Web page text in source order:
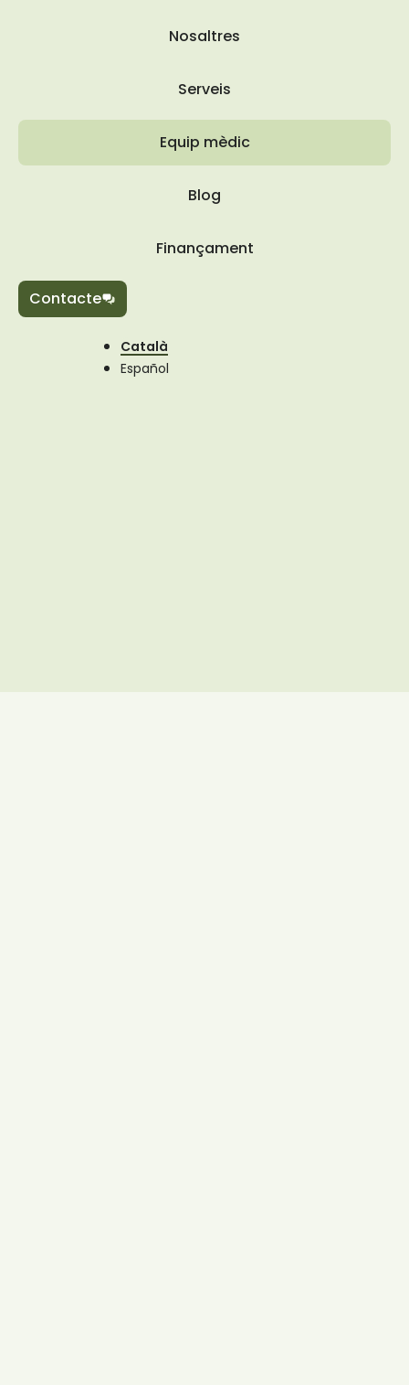
Nosaltres
Serveis
Equip mèdic
Blog
Finançament
Contacte
Català
Español